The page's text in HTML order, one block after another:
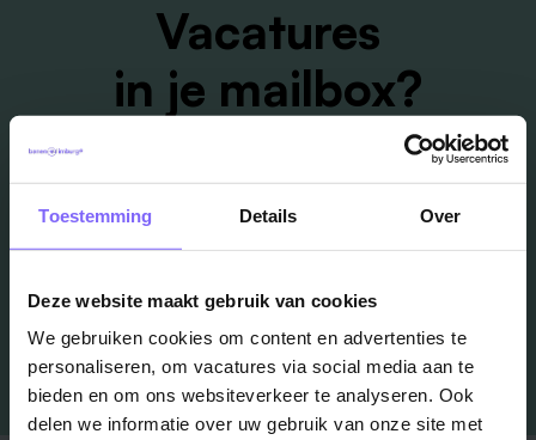
Toestemming Details Over
Deze website maakt gebruik van cookies
We gebruiken cookies om content en advertenties te
personaliseren, om vacatures via social media aan te
bieden en om ons websiteverkeer te analyseren. Ook
delen we informatie over uw gebruik van onze site met
Vacatures
in je mailbox?
Schrijf je in en we houden je op de hoogte
Job Alert instellen